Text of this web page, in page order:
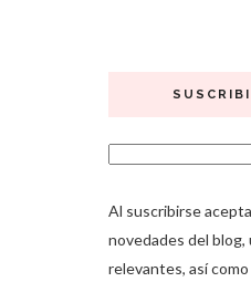
Al suscribirse
novedades del
relevantes, así